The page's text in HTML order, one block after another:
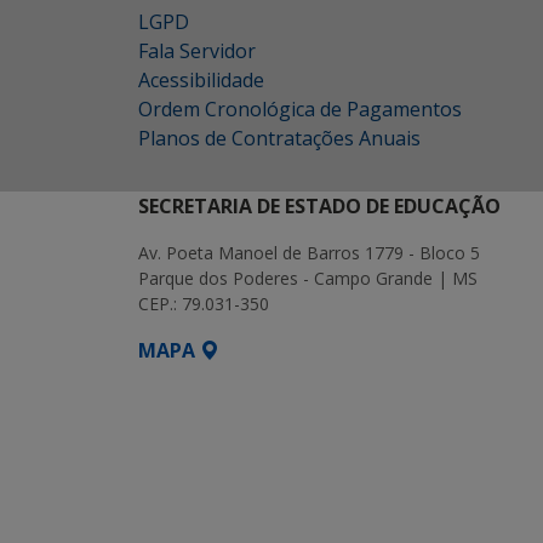
LGPD
Fala Servidor
Acessibilidade
Ordem Cronológica de Pagamentos
Planos de Contratações Anuais
SECRETARIA DE ESTADO DE EDUCAÇÃO
Av. Poeta Manoel de Barros 1779 - Bloco 5
Parque dos Poderes - Campo Grande | MS
CEP.: 79.031-350
MAPA